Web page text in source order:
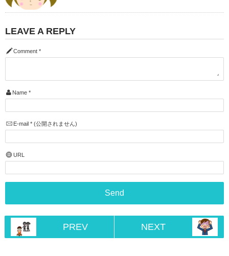
LEAVE A REPLY
Comment *
Name *
E-mail *(公開されません)
URL
PREV NEXT